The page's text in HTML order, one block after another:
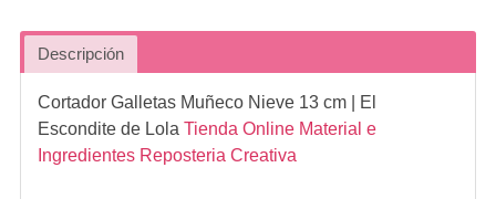
Descripción
Cortador Galletas Muñeco Nieve 13 cm| El
Escondite de Lola Tienda Online Material e
Ingredientes Reposteria Creativa